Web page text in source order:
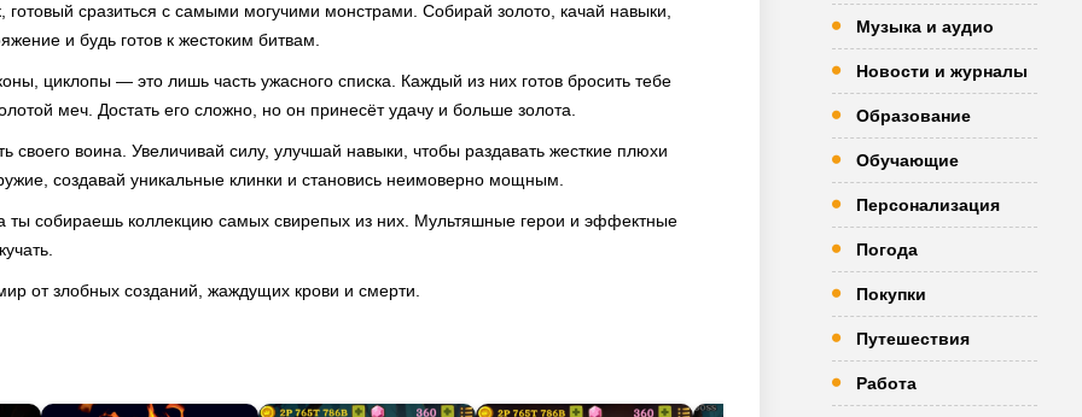
сразиться с самыми могучими монстрами. Собирай золото, качай навыки,
и будь готов к жестоким битвам.
циклопы — это лишь часть ужасного списка. Каждый из них готов бросить тебе
меч. Достать его сложно, но он принесёт удачу и больше золота.
своего воина. Увеличивай силу, улучшай навыки, чтобы раздавать жесткие плюхи
создавай уникальные клинки и становись неимоверно мощным.
ты собираешь коллекцию самых свирепых из них. Мультяшные герои и эффектные
от злобных созданий, жаждущих крови и смерти.
Музыка и аудио
Новости и журналы
Образование
Обучающие
Персонализация
Погода
Покупки
Путешествия
Работа